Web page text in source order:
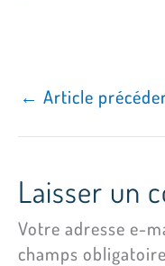
← Article
Laisser un
Votre adresse e-
champs